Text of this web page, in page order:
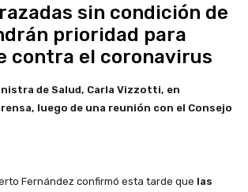
sin condición de
prioridad para
contra el coronavirus
de Salud, Carla Vizzotti, en
luego de una reunión con el Consejo
Fernández confirmó esta tarde que las